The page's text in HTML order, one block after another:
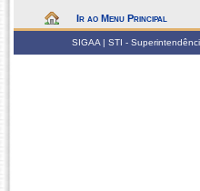
Ir ao Menu Principal
SIGAA | STI -